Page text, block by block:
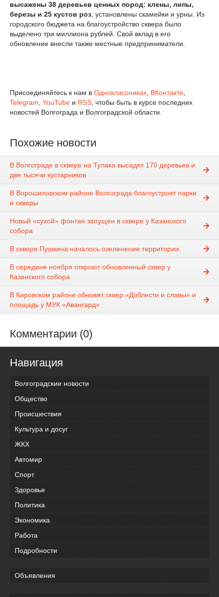
высажены 38 деревьев ценных пород: клены, липы,
березы и 25 кустов роз , установлены скамейки и урны. Из
городского бюджета на благоустройство сквера было
выделено три миллиона рублей. Свой вклад в его
обновление внесли также местные предприниматели.
Присоединяйтесь к нам в Одноклассниках ВКонтакте
Telegram YouTube и RSS , чтобы быть в курсе последних
новостей Волгограда и Волгоградской области.
Похожие новости
В Волгограде в сквере на Тулака высадят 170 деревьев и
две тысячи кустарников
В Ворошиловском районе Волгограда благоустроят парки
и скверы
Новый «сухой» фонтан запущен в сквере у Казанского
собора
В сквере Пушкина началось озеленение территории
В середине ноября откроют обновленный сквер у
Казанского собора
В Кировском районе обновят сквер «Доблести и славы» и
площадь у МУК «Авангард»
Комментарии (0)
Навигация
Волгоградские новости
Общество
Происшествия
Культура и досуг
ЖКХ
Автомир
Спорт
Здоровье
Политика
Экономика
Работа
Подробности
Объявления